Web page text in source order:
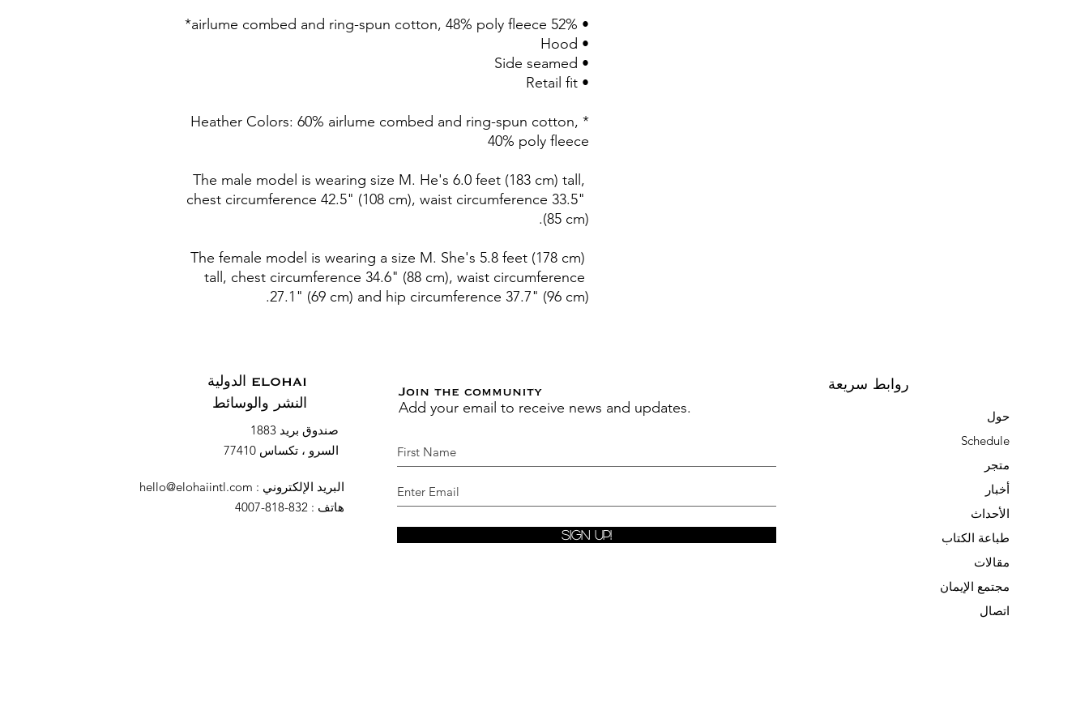
• 52% airlume combed and ring-spun cotton, 48% poly fleece*
• Hood
• Side seamed
• Retail fit
*Heather Colors: 60% airlume combed and ring-spun cotton,
40% poly fleece
The male model is wearing size M. He's 6.0 feet (183 cm) tall,
chest circumference 42.5" (108 cm), waist circumference 33.5"
(85 cm).
The female model is wearing a size M. She's 5.8 feet (178 cm)
tall, chest circumference 34.6" (88 cm), waist circumference
27.1" (69 cm) and hip circumference 37.7" (96 cm).
ELOHAI الدولية
النشر والوسائط
صندوق بريد 1883
السرو ، تكساس 77410
البريد الإلكتروني :
hello@elohaiintl.com
هاتف : 832-818-4007
Join the community
Add your email to receive news and updates.
Sign Up!
روابط سريعة
حول
Schedule
متجر
أخبار
الأحداث
طباعة الكتاب
مقالات
مجتمع الإيمان
اتصال